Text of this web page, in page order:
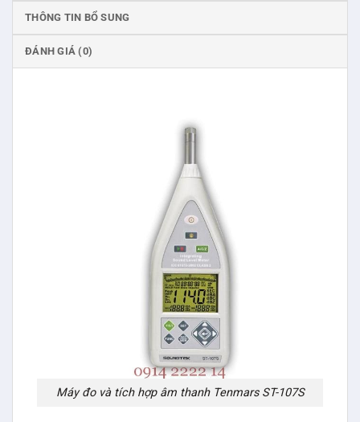
THÔNG TIN BỔ SUNG
ĐÁNH GIÁ (0)
Máy đo và tích hợp âm thanh Tenmars ST-107S